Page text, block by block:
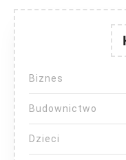
Biznes
Budownictwo
Dzieci